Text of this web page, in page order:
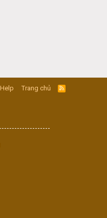
Help Trang chủ
R
S